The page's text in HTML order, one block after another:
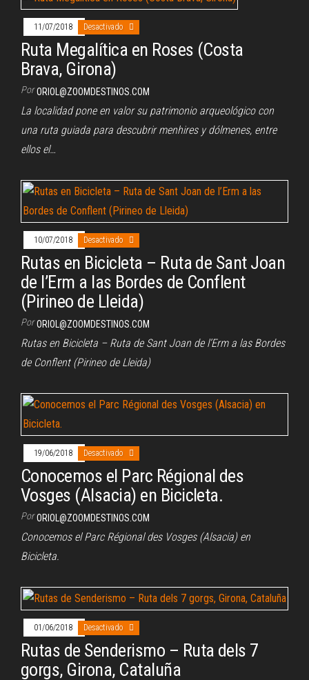
11/07/2018 Desactivado
Ruta Megalítica en Roses (Costa
Brava, Girona)
Por ORIOL@ZOOMDESTINOS.COM
La localidad pone en valor su patrimonio arqueológico con
una ruta guiada para descubrir menhires y dólmenes, entre
ellos el…
10/07/2018 Desactivado
Rutas en Bicicleta – Ruta de Sant Joan
de l’Erm a las Bordes de Conflent
(Pirineo de Lleida)
Por ORIOL@ZOOMDESTINOS.COM
Rutas en Bicicleta – Ruta de Sant Joan de l’Erm a las Bordes
de Conflent (Pirineo de Lleida)
19/06/2018 Desactivado
Conocemos el Parc Régional des
Vosges (Alsacia) en Bicicleta.
Por ORIOL@ZOOMDESTINOS.COM
Conocemos el Parc Régional des Vosges (Alsacia) en
Bicicleta.
01/06/2018 Desactivado
Rutas de Senderismo – Ruta dels 7
gorgs, Girona, Cataluña